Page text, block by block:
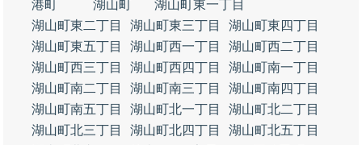
港町
湖山町
湖山町東一丁目
湖山町東二丁目
湖山町東三丁目
湖山町東四丁目
湖山町東五丁目
湖山町西一丁目
湖山町西二丁目
湖山町西三丁目
湖山町西四丁目
湖山町南一丁目
湖山町南二丁目
湖山町南三丁目
湖山町南四丁目
湖山町南五丁目
湖山町北一丁目
湖山町北二丁目
湖山町北三丁目
湖山町北四丁目
湖山町北五丁目